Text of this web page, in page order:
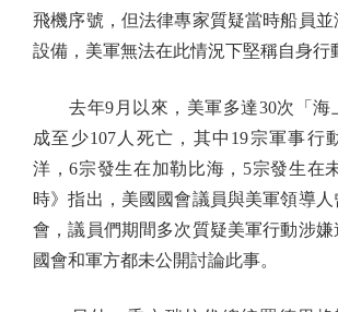
飛機序號，但法律專家質疑當時船員
設備，美軍無法在此情況下堅稱自身行
去年9月以來，美軍多達30次「海
成至少107人死亡，其中19宗軍事行
洋，6宗發生在加勒比海，5宗發生在
時》指出，美國國會議員與美軍領導人
會，議員們期間多次質疑美軍行動涉嫌
國會和軍方都未公開討論此事。